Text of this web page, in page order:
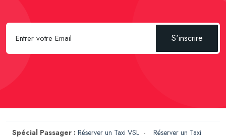
S'inscrire
Spécial Passager : Réserver un Taxi VSL - Réserver un Taxi